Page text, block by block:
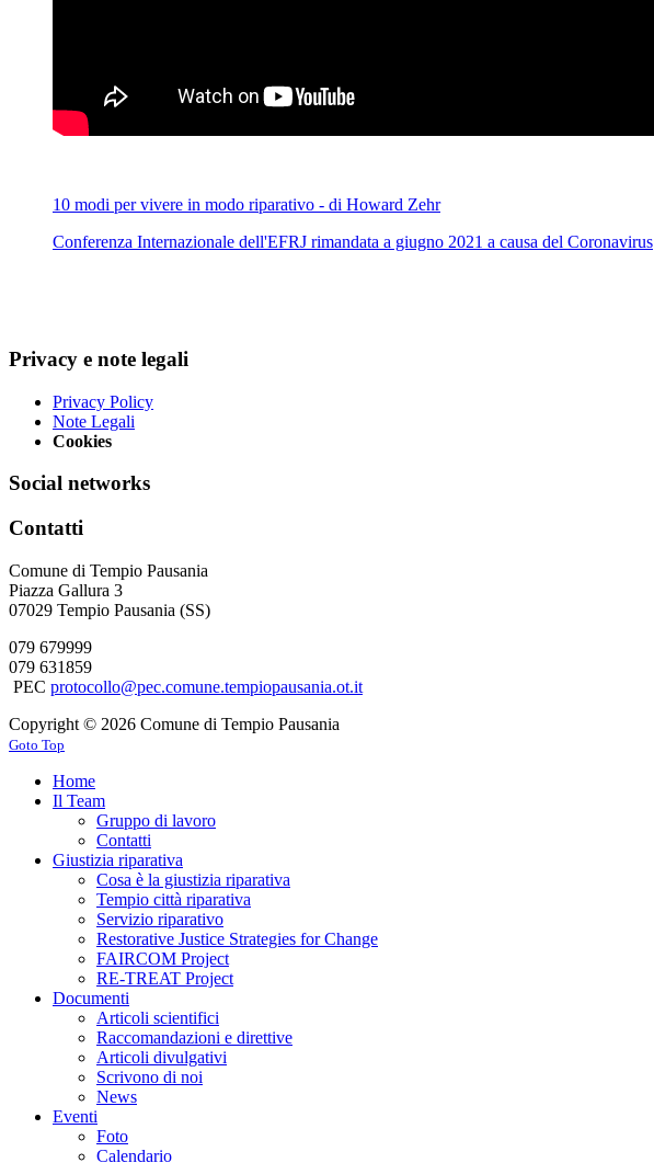
10 modi per vivere in modo riparativo - di Howard Zehr
Conferenza Internazionale dell'EFRJ rimandata a giugno 2021 a causa del Coronavirus
Privacy e note legali
Privacy Policy
Note Legali
Cookies
Social networks
Contatti
Comune di Tempio Pausania
Piazza Gallura 3
07029 Tempio Pausania (SS)
079 679999
079 631859
PEC protocollo@pec.comune.tempiopausania.ot.it
Copyright © 2026 Comune di Tempio Pausania
Goto Top
Home
Il Team
Gruppo di lavoro
Contatti
Giustizia riparativa
Cosa è la giustizia riparativa
Tempio città riparativa
Servizio riparativo
Restorative Justice Strategies for Change
FAIRCOM Project
RE-TREAT Project
Documenti
Articoli scientifici
Raccomandazioni e direttive
Articoli divulgativi
Scrivono di noi
News
Eventi
Foto
Calendario